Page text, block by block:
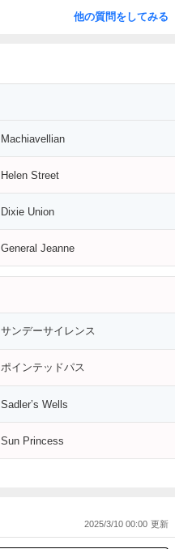
他の質問をしてみる
Machiavellian
Helen Street
Dixie Union
General Jeanne
サンデーサイレンス
ポインテッドパス
Sadler’s Wells
Sun Princess
2025/3/10 00:00